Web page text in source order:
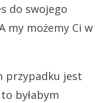
do swojego
my możemy Ci w
przypadku jest
byłabym